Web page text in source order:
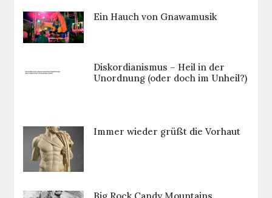
Ein Hauch von Gnawamusik
Diskordianismus – Heil in der
Unordnung (oder doch im Unheil?)
Immer wieder grüßt die Vorhaut